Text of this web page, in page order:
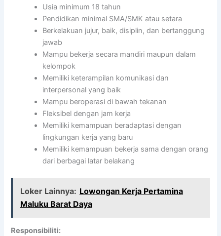
Usia minimum 18 tahun
Pendidikan minimal SMA/SMK atau setara
Berkelakuan jujur, baik, disiplin, dan bertanggung
jawab
Mampu bekerja secara mandiri maupun dalam
kelompok
Memiliki keterampilan komunikasi dan
interpersonal yang baik
Mampu beroperasi di bawah tekanan
Fleksibel dengan jam kerja
Memiliki kemampuan beradaptasi dengan
lingkungan kerja yang baru
Memiliki kemampuan bekerja sama dengan orang
dari berbagai latar belakang
Loker Lainnya: Lowongan Kerja Pertamina
Maluku Barat Daya
Responsibiliti: